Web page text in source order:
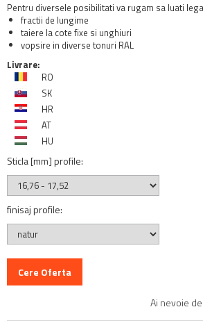
Pentru diversele posibilitati va rugam sa luati
fractii de lungime
taiere la cote fixe si unghiuri
vopsire in diverse tonuri RAL
Livrare:
RO
SK
HR
AT
HU
Sticla [mm] profile:
finisaj profile:
Cere Oferta
Ai nevoie